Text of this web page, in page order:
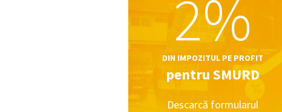
2%
DIN IMPOZITUL PE PROFIT
pentru SMURD
Descarcă formularul